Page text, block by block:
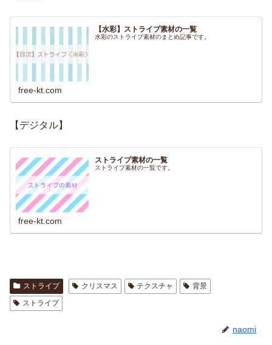
【水彩】ストライプ素材の一覧
水彩のストライプ素材のまとめ記事です。
free-kt.com
【デジタル】
ストライプ素材の一覧
ストライプ素材の一覧です。
free-kt.com
ストライプ クリスマス テクスチャ
背景
ストライプ
naomi